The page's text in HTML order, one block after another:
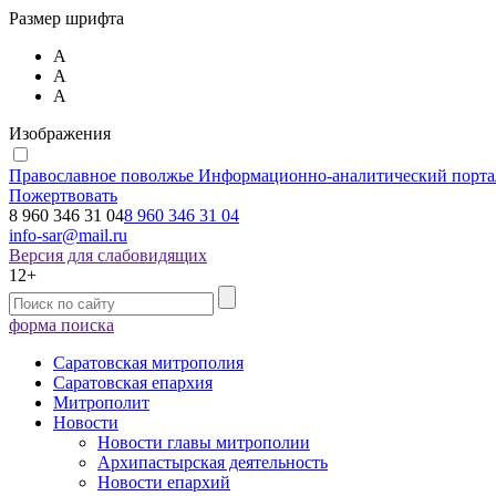
Размер шрифта
А
А
А
Изображения
Православное поволжье Информационно-аналитический
Пожертвовать
8 960 346 31 048 960 346 31 04
info-sar@mail.ru
Версия для слабовидящих
12+
форма поиска
Саратовская митрополия
Саратовская епархия
Митрополит
Новости
Новости главы митрополии
Архипастырская деятельность
Новости епархий